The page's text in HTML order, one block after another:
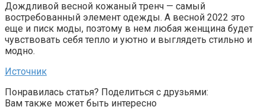
Дождливой весной кожаный тренч — самый
востребованный элемент одежды. А весной 2022 это
еще и писк моды, поэтому в нем любая женщина будет
чувствовать себя тепло и уютно и выглядеть стильно и
модно.
Источник
Понравилась статья? Поделиться с друзьями:
Вам также может быть интересно